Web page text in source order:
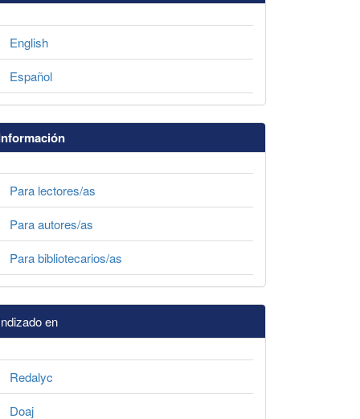
English
Español
Para lectores/as
Para autores/as
Para bibliotecarios/as
en
Redalyc
Doaj